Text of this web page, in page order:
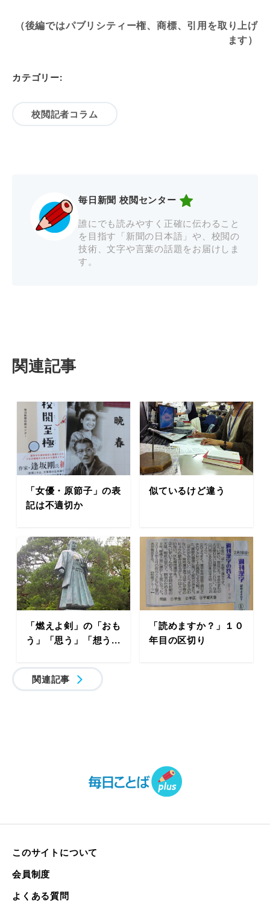
（後編ではパブリシティー権、商標、引用を取り上げ
ます）
カテゴリー:
校閲記者コラム
毎日新聞 校閲センター
誰にでも読みやすく正確に伝わること
を目指す「新聞の日本語」や、校閲の
技術、文字や言葉の話題をお届けしま
す。
関連記事
「女優・原節子」の表
記は不適切か
似ているけど違う
「燃えよ剣」の「おも
う」「思う」「想う...
「読めますか？」１０
年目の区切り
関連記事
このサイトについて
会員制度
よくある質問